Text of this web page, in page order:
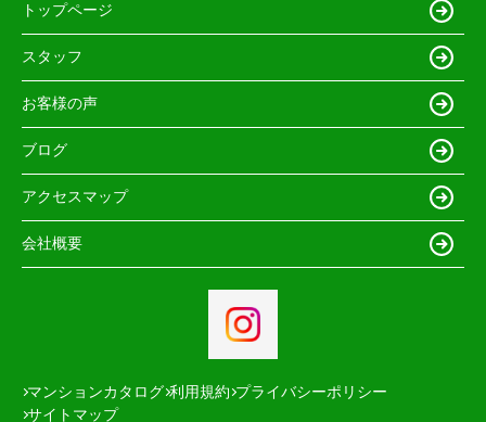
トップページ
スタッフ
お客様の声
ブログ
アクセスマップ
会社概要
マンションカタログ 利用規約 プライバシーポリシー
サイトマップ